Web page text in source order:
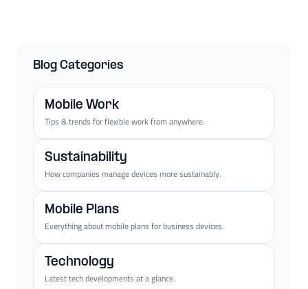
Blog Categories
Mobile Work
Tips & trends for flexible work from anywhere.
Sustainability
How companies manage devices more sustainably.
Mobile Plans
Everything about mobile plans for business devices.
Technology
Latest tech developments at a glance.